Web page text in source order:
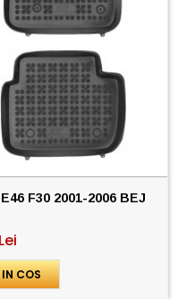
F30 2001-2006 BEJ
COS